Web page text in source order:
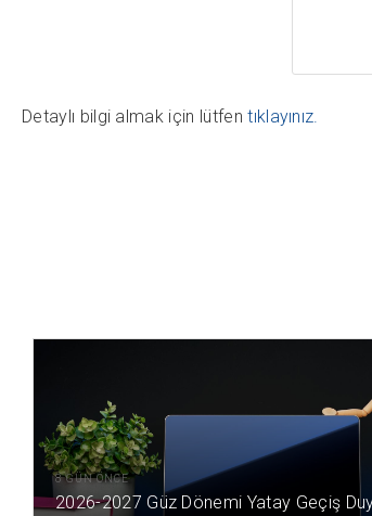
Detaylı bilgi almak için lütfentıklayınız.
8 GÜN ÖNCE
2026-2027 Güz Dönemi Yatay Geçiş